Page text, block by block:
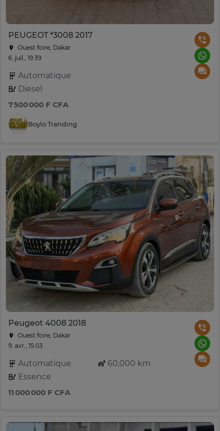
PEUGEOT *3008 2017
Ouest foire, Dakar
6. juil., 19:39
Automatique
Diesel
7 500 000 F CFA
Boylo Tranding
Peugeot 4008 2018
Ouest foire, Dakar
9. avr., 15:03
Automatique
60,000 km
Essence
11 000 000 F CFA